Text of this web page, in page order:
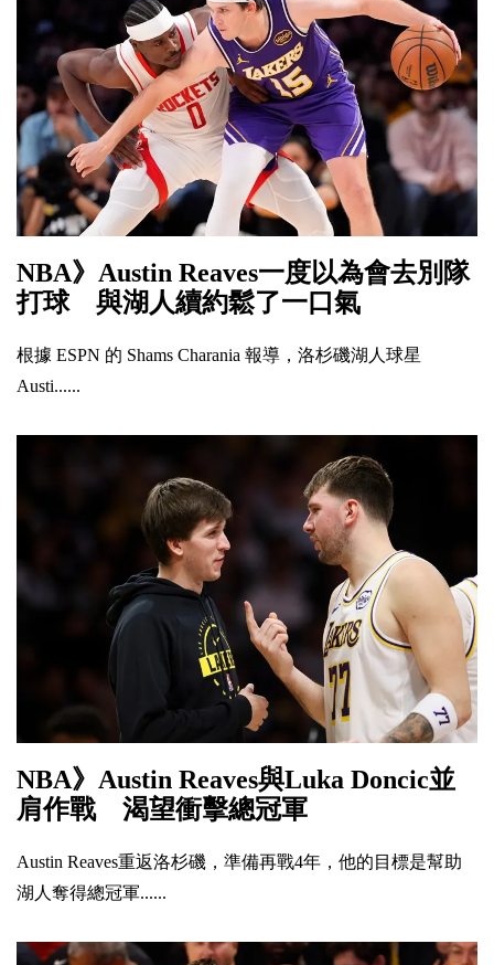
NBA》Austin Reaves一度以為會去別隊
打球 與湖人續約鬆了一口氣
根據 ESPN 的 Shams Charania 報導，洛杉磯湖人球星
Austi......
NBA》Austin Reaves與Luka Doncic並
肩作戰 渴望衝擊總冠軍
Austin Reaves重返洛杉磯，準備再戰4年，他的目標是幫助
湖人奪得總冠軍......